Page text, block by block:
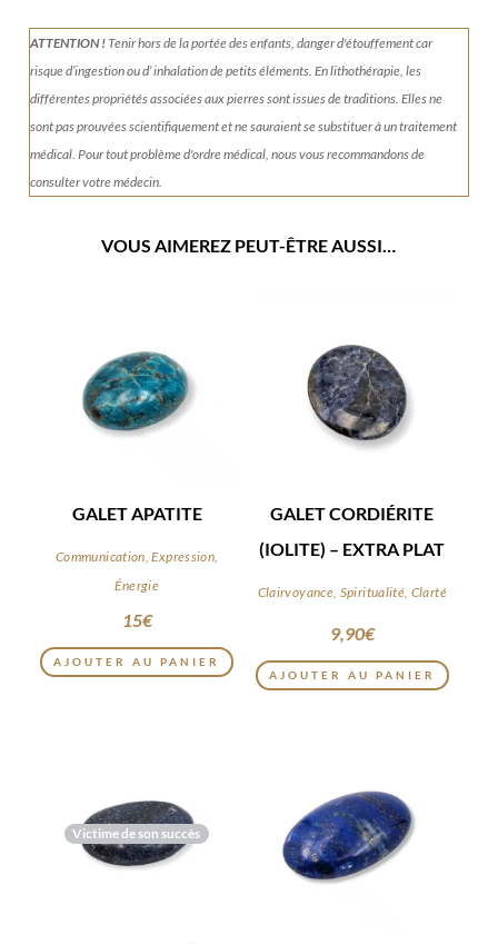
ATTENTION !Tenirhors de la portée des enfants, danger d'étouffement car
risque d’ingestion ou d’ inhalation de petits éléments.En lithothérapie, les
différentes propriétés associées aux pierres sont issues de traditions. Elles ne
sont pas prouvées scientifiquement et ne sauraient se substituer à un traitement
médical. Pour tout problème d'ordre médical, nous vous recommandons de
consulter votre médecin.
VOUS AIMEREZ PEUT-ÊTRE AUSSI…
GALET APATITE
Communication, Expression,
Énergie
15€
AJOUTER AU PANIER
GALET CORDIÉRITE
(IOLITE) – EXTRA PLAT
Clairvoyance, Spiritualité, Clarté
9,90€
AJOUTER AU PANIER
Victime de son succès